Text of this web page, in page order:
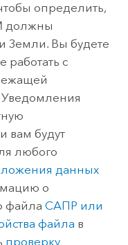
определить,
должны
Земли. Вы будете
с
Уведомления
вам будут
любого
данных
о
файла САПР или
файла в
проверку